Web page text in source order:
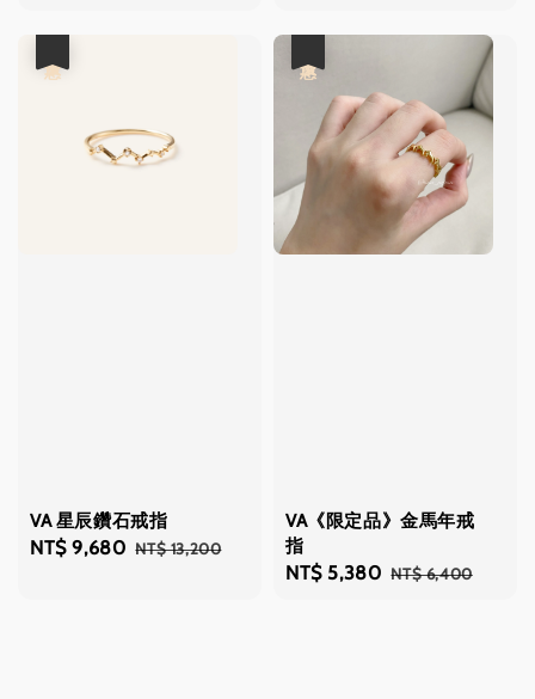
VA 星辰鑽石戒指
Sale
NT$ 9,680 Regular
NT$ 13,200
VA《限定品》金馬年戒
指
Sale
NT$ 5,380 Regular
NT$ 6,400